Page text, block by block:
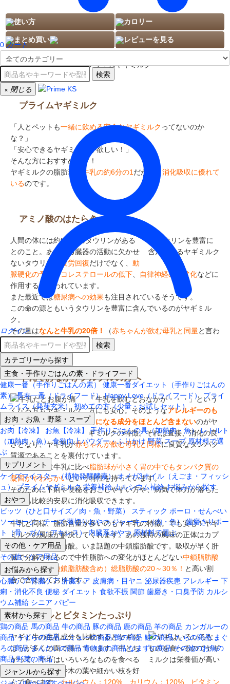
0 カート
検索
× 閉じる
ログイン
検索
カテゴリーから探す
主食・手作りごはんの素・ドライフード
健康一番（手作りごはんの素） 健康一番ダイエット（手作りごはんの
素） 長寿一番（ドライフード） Happy Love（ドライフード） プライ
ムライス（発芽玄米） 初めての方（少量・お試しセット）
お肉・お魚・野菜・スープ
お肉【冷凍】 お魚【冷凍】 手作りごはんの具（加熱肉・魚） レトルト
（加熱肉・魚） 食欲向上パウダー・ふりかけ 野菜 スープ 原材料で選
ぶ
サプリメント
ケイズマイスター（植物発酵酵素） オメガ3オイル（えごま・フィッシ
ュ） プライムヤギミルク 栄養補給 カルシウム補給 お悩みから探す
おやつ
ビッツ（ひと口サイズ／肉・魚・野菜） スティック ボーロ・せんべい
ソーセージ・チーズ 薄切りおやつ ジャーキー（肉・魚） 歯磨きサポー
ト（骨・ガム・アキレス） 内臓系おやつ 原材料で選ぶ
その他・ケア用品
その他・ケア用品
お悩みから探す
心臓ケア 腎臓ケア 肝臓ケア 皮膚病・目ヤニ 泌尿器疾患 アレルギー 下
痢・消化不良 便秘 ダイエット 食欲不振 関節 歯磨き・口臭予防 カルシ
ウム補給 シニア パピー
素材から探す
鶏の商品 馬の商品 牛の商品 豚の商品 鹿の商品 羊の商品 カンガルーの
商品 うずらの商品 エミューの商品 鴨の商品 鮭の商品 たらの商品 まぐ
ろの商品 まんだいの商品 青物魚の商品 なまずの商品 その他のお魚の
商品 野菜の商品
ジャンルから探す
使い方 カロリー
まとめ買い レビューを見る
プライムヤギミルク
「人とペットも一緒に飲める安全なヤギミルク ってないのか
な？」
「安心できるヤギミルクが欲しい！」
そんな方におすすめです！
ヤギミルクの脂肪球は
牛乳の約6分の1 だから、消化吸収に優れて
いるのです。
アミノ酸のはたらき
人間の体には約0.1％のタウリンがある
とのこと。あらゆる臓器の活動に欠かせ
ないタウリンは
疲労回復だけでなく、 動
脈硬化の予防
やコレステロールの低下 自律神経の正常化などに
作用するといわれています。
また最近では糖尿病への効果も注目されているそうです。
この命の源ともいうタウリンを豊富に含んでいるのがヤギミル
ク。
その量はなんと牛乳の20倍！ （赤ちゃんが飲む母乳と同量と言わ
れています。）
牛乳でおなかがグルグルの方へ
「牛乳を飲むとおなかが・・・」という
方にも安心。そのようなアレルギーのも
とになる成分をほとんど含まないのがヤ
ギミルクの特徴。それは直接、消化の良
さとなり、ヤギ乳が赤ちゃんが飲む母乳と同様に良質なタンパク
質源であることを裏付けています。
ヤギミルクは牛乳に比べ脂肪球が小さく胃の中でもタンパク質の
凝固がやわらかいという特性を持っています。
そのために下痢や便秘をおこしやすい方や、病気で体力が落ちた
方でも比較的安易に消化吸収できます。
牛乳と同様、脂肪含量が多いのもヤギ乳の特徴。でも安心！ヤギ
ミルクの風味が解決してくれます。あの独特の風味の正体はカプ
リン酸という脂肪酸。いま話題の中鎖脂肪酸です。吸収が早く肝
臓で分解されるので中性脂肪への変化がほとんどない中鎖脂肪酸
の含有量は（短鎖脂肪酸含め）総脂肪酸の20～30％！ と高い割
合で含まれております。
ミネラルとビタミンたっぷり
ヤギと牛の生乳成分を比較するとヤギの
ほうが多くの面で勝っています。牛とち
がって、ヤギはいろいろなものを食べる
からです。雑草や木の葉や細かい枝を好
んで食べます。カルシウム：120% カリウム：120% ビタミン